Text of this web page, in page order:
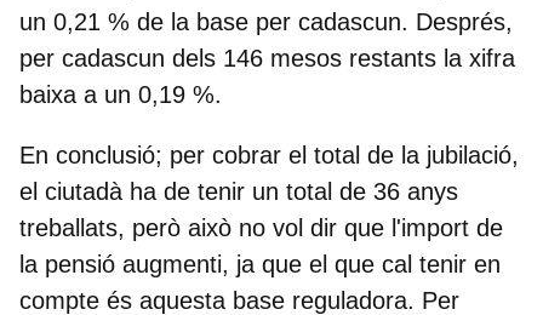
un 0,21 % de la base per cadascun. Després,
per cadascun dels 146 mesos restants la xifra
baixa a un 0,19 %.
En conclusió; per cobrar el total de la jubilació,
el ciutadà ha de tenir un total de 36 anys
treballats, però això no vol dir que l'import de
la pensió augmenti, ja que el que cal tenir en
compte és aquesta base reguladora. Per